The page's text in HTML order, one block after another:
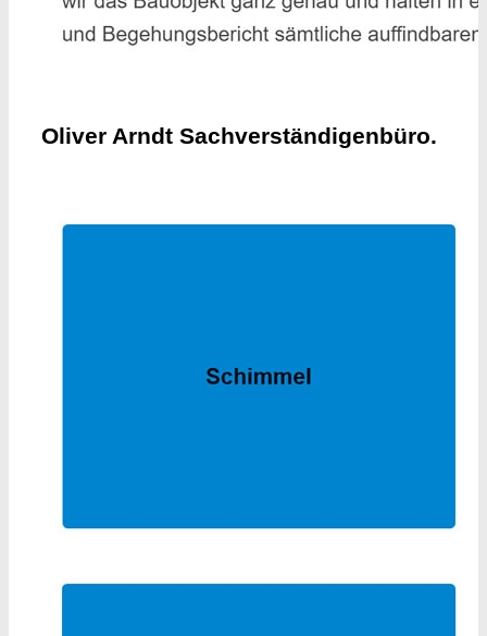
Oliver Arndt Sachverständigenbüro.